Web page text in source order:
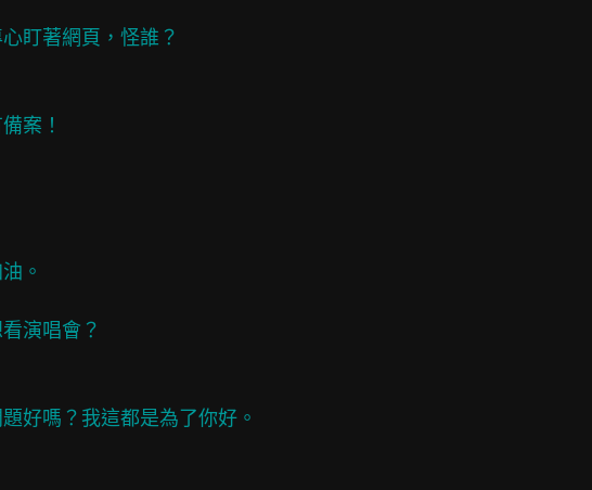
盯著網頁，怪誰？
案！
。
演唱會？
好嗎？我這都是為了你好。